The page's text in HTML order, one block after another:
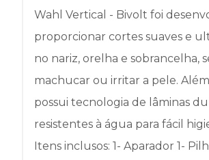
Wahl Vertical - Bivolt foi
proporcionar cortes suaves e
no nariz, orelha e sobrancelha,
machucar ou irritar a pele. Além
possui tecnologia de lâminas
resistentes à água para fácil
Itens inclusos: 1- Aparador 1-